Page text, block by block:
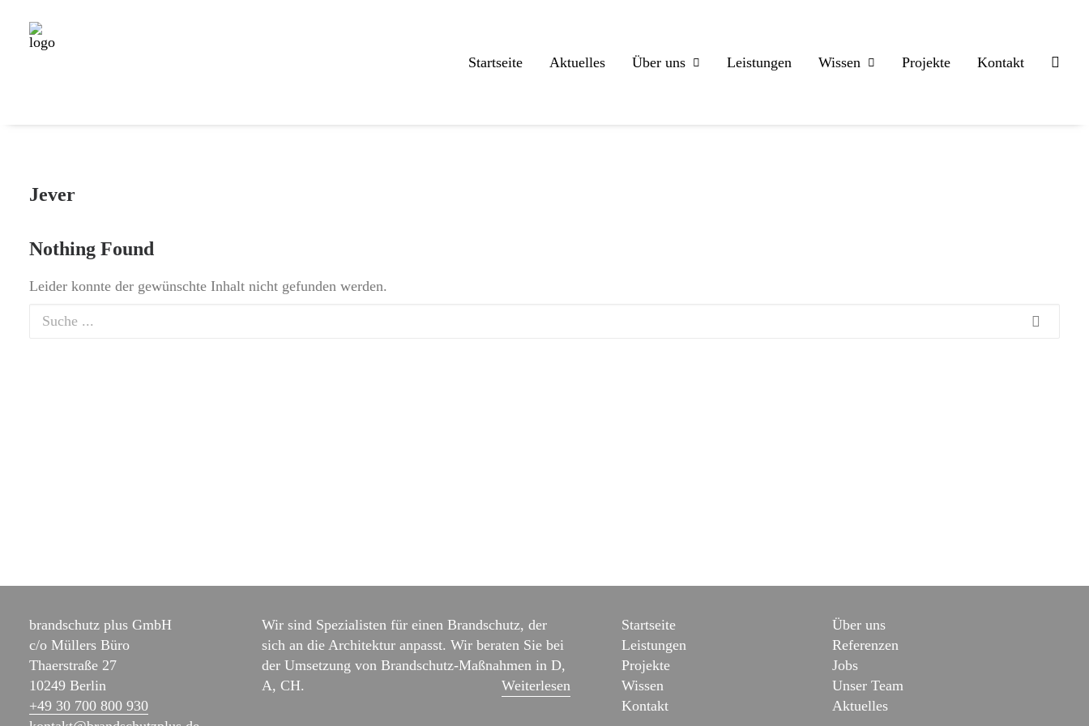
Startseite Aktuelles Über uns Leistungen Wissen Projekte Kontakt
Jever
Nothing Found
Leider konnte der gewünschte Inhalt nicht gefunden werden.
brandschutz plus GmbH
c/o Müllers Büro
Thaerstraße 27
10249 Berlin
+49 30 700 800 930
Wir sind Spezialisten für einen Brandschutz, der
sich an die Architektur anpasst. Wir beraten Sie bei
der Umsetzung von Brandschutz-Maßnahmen in D,
A, CH.
Weiterlesen
Startseite
Leistungen
Projekte
Wissen
Kontakt
Über uns
Referenzen
Jobs
Unser Team
Aktuelles